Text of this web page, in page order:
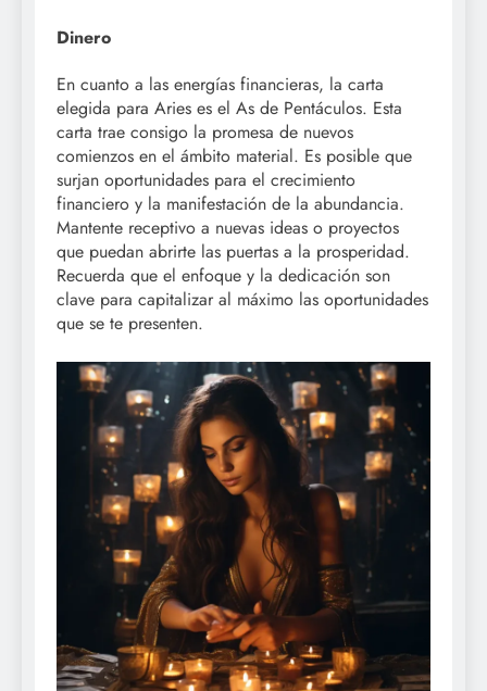
Dinero
En cuanto a las energías financieras, la carta
elegida para Aries es el As de Pentáculos. Esta
carta trae consigo la promesa de nuevos
comienzos en el ámbito material. Es posible que
surjan oportunidades para el crecimiento
financiero y la manifestación de la abundancia.
Mantente receptivo a nuevas ideas o proyectos
que puedan abrirte las puertas a la prosperidad.
Recuerda que el enfoque y la dedicación son
clave para capitalizar al máximo las oportunidades
que se te presenten.